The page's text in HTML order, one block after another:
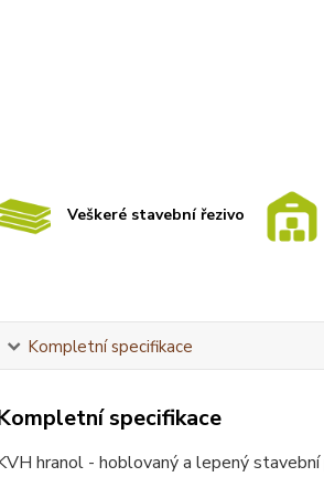
Veškeré stavební řezivo
Kompletní specifikace
specifikace
hranol - hoblovaný a lepený